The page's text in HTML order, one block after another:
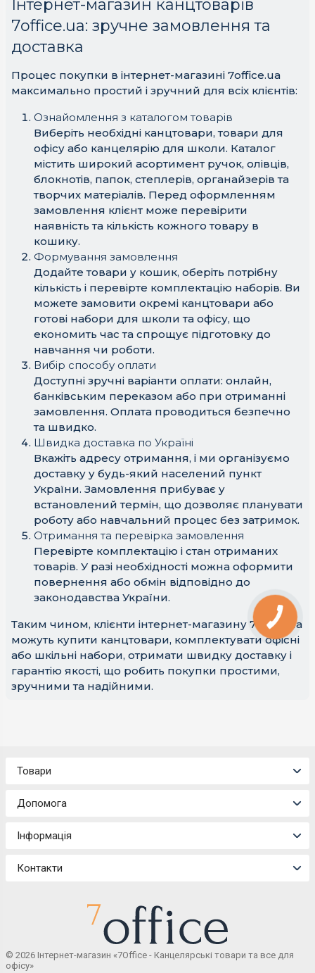
Інтернет-магазин канцтоварів
7office.ua: зручне замовлення та
доставка
Процес покупки в інтернет-магазині 7office.ua
максимально простий і зручний для всіх клієнтів:
Ознайомлення з каталогом товарів
Виберіть необхідні канцтовари, товари для
офісу або канцелярію для школи. Каталог
містить широкий асортимент ручок, олівців,
блокнотів, папок, степлерів, органайзерів та
творчих матеріалів. Перед оформленням
замовлення клієнт може перевірити
наявність та кількість кожного товару в
кошику.
Формування замовлення
Додайте товари у кошик, оберіть потрібну
кількість і перевірте комплектацію наборів. Ви
можете замовити окремі канцтовари або
готові набори для школи та офісу, що
економить час та спрощує підготовку до
навчання чи роботи.
Вибір способу оплати
Доступні зручні варіанти оплати: онлайн,
банківським переказом або при отриманні
замовлення. Оплата проводиться безпечно
та швидко.
Швидка доставка по Україні
Вкажіть адресу отримання, і ми організуємо
доставку у будь-який населений пункт
України. Замовлення прибуває у
встановлений термін, що дозволяє планувати
роботу або навчальний процес без затримок.
Отримання та перевірка замовлення
Перевірте комплектацію і стан отриманих
товарів. У разі необхідності можна оформити
повернення або обмін відповідно до
законодавства України.
Таким чином, клієнти інтернет-магазину 7office.ua
можуть купити канцтовари, комплектувати офісні
або шкільні набори, отримати швидку доставку і
гарантію якості, що робить покупки простими,
зручними та надійними.
Товари
Допомога
Інформація
Контакти
© 2026 Інтернет-магазин «7Office - Канцелярські товари та все для
офісу»